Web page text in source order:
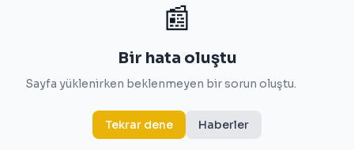
📰
Bir hata oluştu
Sayfa yüklenirken beklenmeyen bir sorun oluştu.
Tekrar dene Haberler